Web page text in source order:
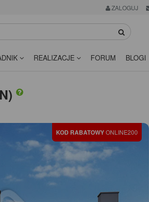
ZALOGUJ
REALIZACJE FORUM BLOGI
KOD RABATOWYONLINE200